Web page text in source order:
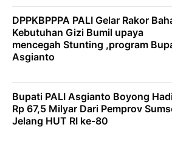
DPPKBPPPA PALI Gelar Rakor
Kebutuhan Gizi Bumil upaya
mencegah Stunting ,program
Asgianto
Bupati PALI Asgianto Boyong
Rp 67,5 Milyar Dari Pemprov
Jelang HUT RI ke-80